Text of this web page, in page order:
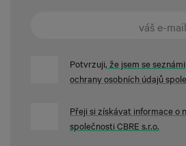
Potvrzuji, že jsem se
ochrany osobních údajů
Přeji si získávat informace o
společnosti CBRE s.r.o.